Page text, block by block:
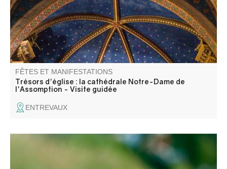
FÊTES ET MANIFESTATIONS
Trésors d'église : la cathédrale Notre-Dame de
l'Assomption - Visite guidée
ENTREVAUX
Concours de boules en triplette 500€ + les mises en